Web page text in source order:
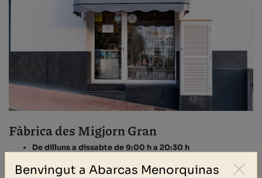
Fàbrica des Migjorn Gran
De dilluns a dissabte de 9:00 h a 20:30 h
Polígon Industrial Nau B-6
Benvingut a Abarcas Menorquinas